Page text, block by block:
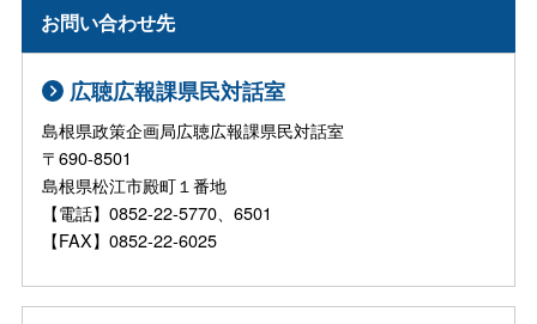
お問い合わせ先
広聴広報課県民対話室
島根県政策企画局広聴広報課県民対話室
〒690-8501
島根県松江市殿町１番地
【電話】0852-22-5770、6501
【FAX】0852-22-6025